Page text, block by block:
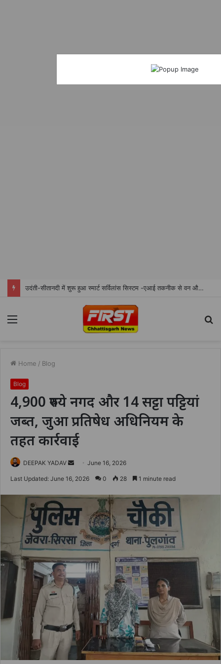
उदंती-सीतानदी में शुरू हुआ स्मार्ट सर्विलांस सिस्टम -एआई तकनीक से वन और वन्यजीवों की 24X7 निगरानी
Menu
Home / Blog
Blog
4,900 रुपये नगद और 14 सट्टा पट्टियां
जब्त, जुआ प्रतिषेध अधिनियम के
तहत कार्रवाई
DEEPAK YADAV
SendJune 16, 2026
Last Updated: June 16, 2026 0 28 1 minute read